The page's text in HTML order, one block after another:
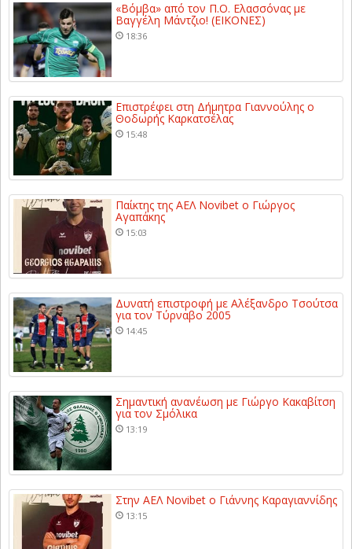
«Βόμβα» από τον Π.Ο. Ελασσόνας με
Βαγγέλη Μάντζιο! (ΕΙΚΟΝΕΣ)
18:36
Επιστρέφει στη Δήμητρα Γιαννούλης ο
Θοδωρής Καρκατσέλας
15:48
Παίκτης της ΑΕΛ Novibet ο Γιώργος
Αγαπάκης
15:03
Δυνατή επιστροφή με Αλέξανδρο Τσούτσα
για τον Τύρναβο 2005
14:45
Σημαντική ανανέωση με Γιώργο Κακαβίτση
για τον Σμόλικα
13:19
Στην ΑΕΛ Novibet ο Γιάννης Καραγιαννίδης
13:15